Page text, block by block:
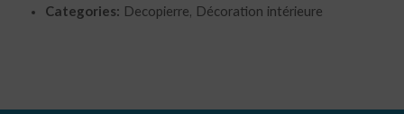
Categories: Decopierre, Décoration intérieure